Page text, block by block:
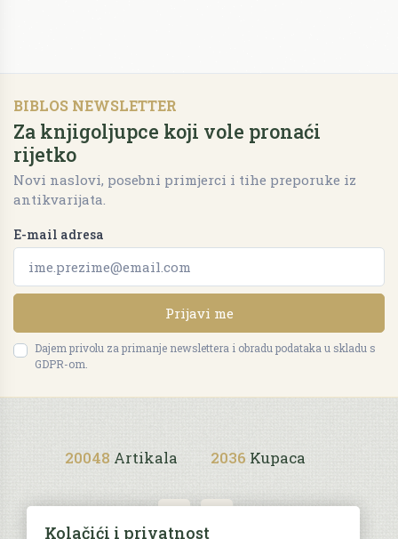
BIBLOS NEWSLETTER
Za knjigoljupce koji vole pronaći
rijetko
Novi naslovi, posebni primjerci i tihe preporuke iz
antikvarijata.
E-mail adresa
Prijavi me
Dajem privolu za primanje newslettera i obradu podataka u skladu s
GDPR-om.
20048 Artikala 2036 Kupaca
Kolačići i privatnost